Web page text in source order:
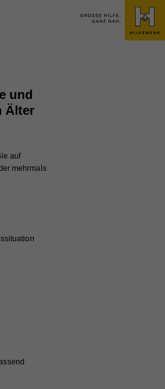
und
Älter
auf
mehrmals